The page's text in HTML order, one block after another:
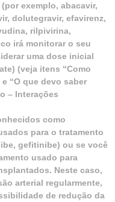
exemplo, abacavir,
dolutegravir, efavirenz,
rilpivirina,
irá monitorar o seu
uma dose inicial
(veja itens “Como
“O que devo saber
– Interações
como
para o tratamento
gefitinibe) ou se você
usado para
Neste caso,
arterial regularmente,
de redução da